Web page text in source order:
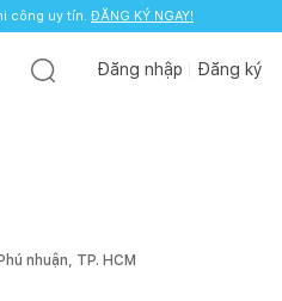
công uy tín. ĐĂNG KÝ NGAY!
Đăng nhập Đăng ký
nhuận, TP. HCM